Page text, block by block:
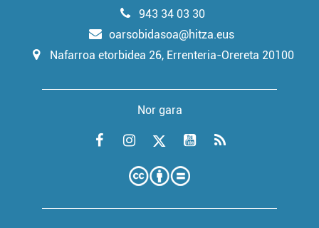
943 34 03 30
oarsobidasoa@hitza.eus
Nafarroa etorbidea 26, Errenteria-Orereta 20100
Nor gara